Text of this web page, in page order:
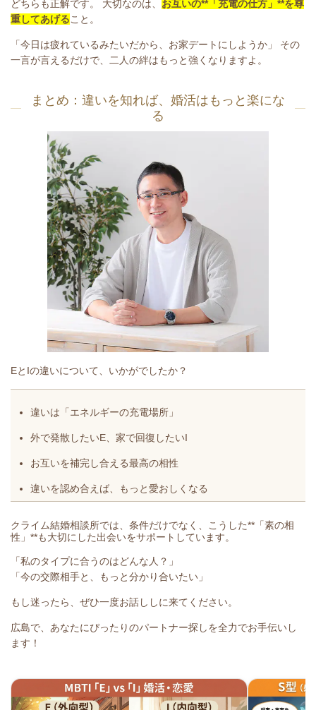
どちらも正解です。 大切なのは、 お互いの**「充電の仕方」**を尊
重してあげること。
「今日は疲れているみたいだから、お家デートにしようか」 その
一言が言えるだけで、二人の絆はもっと強くなりますよ。
まとめ： 違いを知れば、婚活はもっと楽にな
る
EとIの違いについて、いかがでしたか？
違いは「エネルギーの充電場所」
外で発散したいE、家で回復したいI
お互いを補完し合える最高の相性
違いを認め合えば、もっと愛おしくなる
クライム結婚相談所では、条件だけでなく、こうした**「素の相
性」**も大切にした出会いをサポートしています。
「私のタイプに合うのはどんな人？」
「今の交際相手と、もっと分かり合いたい」
もし迷ったら、ぜひ一度お話ししに来てください。
広島で、あなたにぴったりのパートナー探しを全力でお手伝いし
ます！